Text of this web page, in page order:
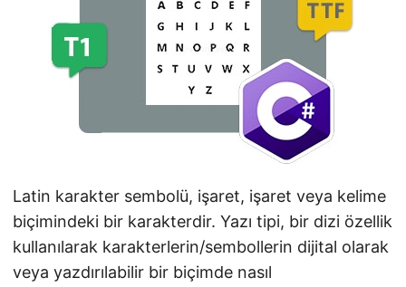
Latin karakter sembolü, işaret, işaret veya kelime
biçimindeki bir karakterdir. Yazı tipi, bir dizi özellik
kullanılarak karakterlerin/sembollerin dijital olarak
veya yazdırılabilir bir biçimde nasıl